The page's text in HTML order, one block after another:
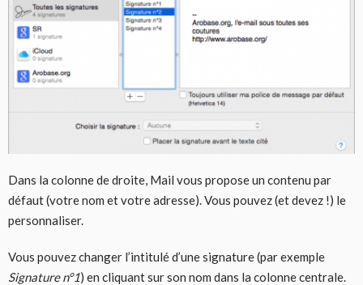
Dans la colonne de droite, Mail vous propose un contenu par
défaut (votre nom et votre adresse). Vous pouvez (et devez !) le
personnaliser.
Vous pouvez changer l’intitulé d’une signature (par exemple
Signature n°1) en cliquant sur son nom dans la colonne centrale.